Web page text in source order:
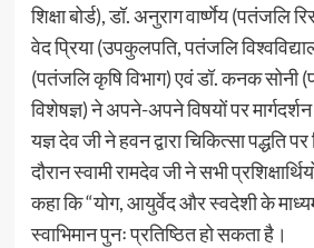
शिक्षा बोर्ड), डॉ. अनुराग वार्ष्णेय (पतंजलि
वेद प्रिया (उपकुलपति, पतंजलि
(पतंजलि कृषि विभाग) एवं डॉ. कनक सोनी
विशेषज्ञ) ने अपने-अपने विषयों पर
यज्ञ देव जी ने हवन द्वारा चिकित्सा पद्धति
दौरान स्वामी रामदेव जी ने सभी
कहा कि “योग, आयुर्वेद और स्वदेशी के
स्वाभिमान पुनः प्रतिष्ठित हो सकता है।